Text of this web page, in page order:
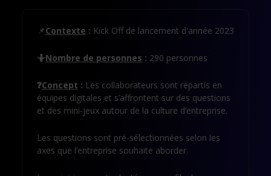
📌Contexte : Kick Off de lancement d'année 2023
🤷Nombre de personnes : 290 personnes
❓Concept : Les collaborateurs sont répartis en
équipes digitales et s’affrontent sur des questions
et des mini-jeux autour de la culture d’entreprise.
Les questions sont pré-sélectionnées selon les
axes que l’entreprise souhaite aborder.